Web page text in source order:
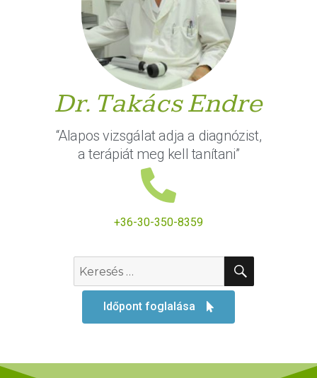
Dr. Takács Endre
“Alapos vizsgálat adja a diagnózist,
a terápiát meg kell tanítani”
+36-30-350-8359
Időpont foglalása